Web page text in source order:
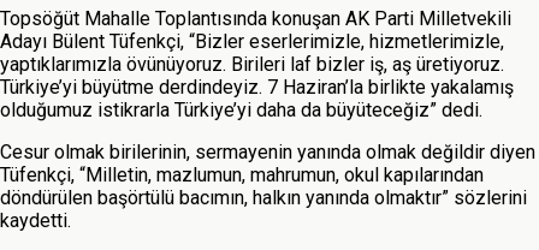
Topsöğüt Mahalle Toplantısında konuşan AK Parti Milletvekili
Adayı Bülent Tüfenkçi, “Bizler eserlerimizle, hizmetlerimizle,
yaptıklarımızla övünüyoruz. Birileri laf bizler iş, aş üretiyoruz.
Türkiye’yi büyütme derdindeyiz. 7 Haziran’la birlikte yakalamış
olduğumuz istikrarla Türkiye’yi daha da büyüteceğiz” dedi.
Cesur olmak birilerinin, sermayenin yanında olmak değildir diyen
Tüfenkçi, “Milletin, mazlumun, mahrumun, okul kapılarından
döndürülen başörtülü bacımın, halkın yanında olmaktır” sözlerini
kaydetti.